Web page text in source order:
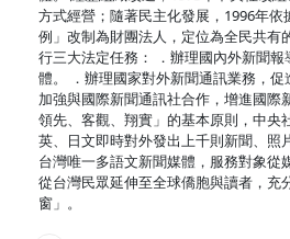
方式經營；隨著民主化發展，1996年依
例」改制為財團法人，定位為全民共有
行三大法定任務： ．辦理國內外新聞
體。 ．辦理國家對外新聞通訊業務，促
加強與國際新聞通訊社合作，增進國際
領先、客觀、翔實」的基本原則，中央
英、日文即時對外發出上千則新聞、照
台灣唯一多語文新聞媒體，服務對象從
從台灣民眾延伸至全球僑胞與讀者，充
窗」。